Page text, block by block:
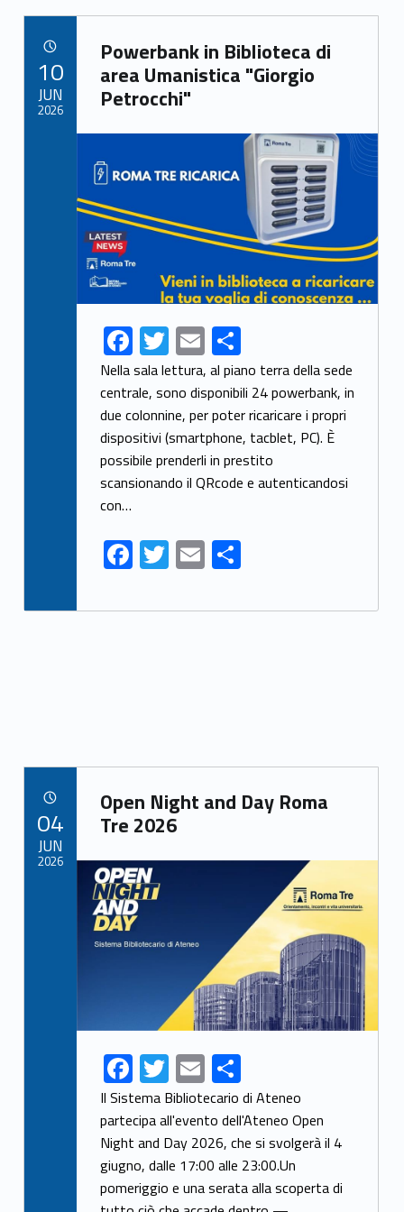
Link identifier archive #link-archive-27652
Powerbank in Biblioteca di
area Umanistica "Giorgio
Petrocchi"
Link identifier archive #link-archive-thumb-soap-61806
F
ac
e
b
o
o
T
w
itt
er
E
m
ai
l
S
h
ar
e
Nella sala lettura, al piano terra della sede
centrale, sono disponibili 24 powerbank, in
due colonnine, per poter ricaricare i propri
dispositivi (smartphone, tacblet, PC). È
possibile prenderli in prestito
scansionando il QRcode e autenticandosi
con…
F
ac
e
T
w
itt
E
m
ai
S
ar
10
JUN
2026
Link identifier archive #link-archive-13709
Open Night and Day Roma
Tre 2026
Link identifier archive #link-archive-thumb-soap-18974
F
ac
e
b
o
T
w
itt
er
E
m
ai
l
S
h
ar
e
Il Sistema Bibliotecario di Ateneo
partecipa all'evento dell'Ateneo Open
Night and Day 2026, che si svolgerà il 4
giugno, dalle 17:00 alle 23:00.Un
pomeriggio e una serata alla scoperta di
04
JUN
2026